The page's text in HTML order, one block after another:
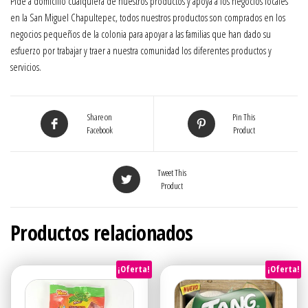
en la San Miguel Chapultepec, todos nuestros productos son comprados en los
negocios pequeños de la colonia para apoyar a las familias que han dado su
esfuerzo por trabajar y traer a nuestra comunidad los diferentes productos y
servicios.
Share on
Facebook
Pin This
Product
Tweet This
Product
Productos relacionados
¡Oferta! ¡Oferta!